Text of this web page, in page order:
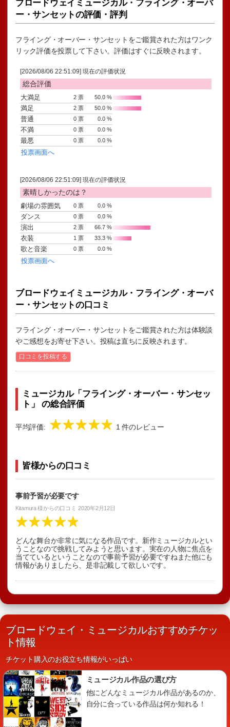
ブロードウェイミュージカル・フライング・オーバ
ー・サンセットの評価・評判
フライング・オーバー・サンセットをご鑑賞された方はワンク
リック評価を投票して下さい。評価はすぐに反映されます。
ブロードウェイミュージカル・フライング・オーバ
ー・サンセットの口コミ
フライング・オーバー・サンセットをご鑑賞された方は体験談
やご感想をお寄せ下さい。投稿は直ちに反映されます。
口コミを投稿する
ミュージカル「フライング・オーバー・サンセッ
ト」 の総合評価
平均評価: 1 件のレビュー
皆様からの口コミ
事前予習が必要です
Kitamura様からの口コミ 2020年2月12日
どんな舞台か非常に気になる作品です。新作ミュージカルとい
うことなので挑戦してみようと思います。実在の人物に焦点を
当てているということなので事前予習が必要ですねまた他にも
情報がありましたら、是非記載して欲しいです。
ブロードウェイ・ミュージカルおすすめチケッ
ト情報
チケット購入のお役立ち情報がいっぱい
ミュージカル作品の選び方
他にどんなミュージカル作品があるのか、
自分に合っている作品は何か知れる！